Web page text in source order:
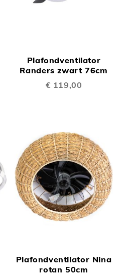
Plafondventilator
Randers zwart 76cm
€ 119,00
Plafondventilator Nina
rotan 50cm